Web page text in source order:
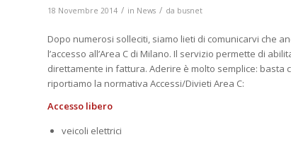
18 Novembre 2014 / in News / da busnet
Dopo numerosi solleciti, siamo lieti di comunicarvi che
l’accesso all’Area C di Milano. Il servizio permette di
direttamente in fattura. Aderire è molto semplice:
riportiamo la normativa Accessi/Divieti Area C:
Accesso libero
veicoli elettrici